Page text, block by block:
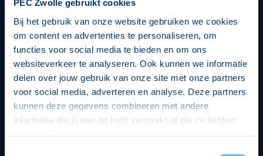
PEC Zwolle gebruikt cookies
Bij het gebruik van onze website gebruiken we cookies
om content en advertenties te personaliseren, om
functies voor social media te bieden en om ons
websiteverkeer te analyseren. Ook kunnen we informatie
delen over jouw gebruik van onze site met onze partners
voor social media, adverteren en analyse. Deze partners
kunnen deze gegevens combineren met andere
informatie die jij aan ze hebt verstrekt of die ze hebben